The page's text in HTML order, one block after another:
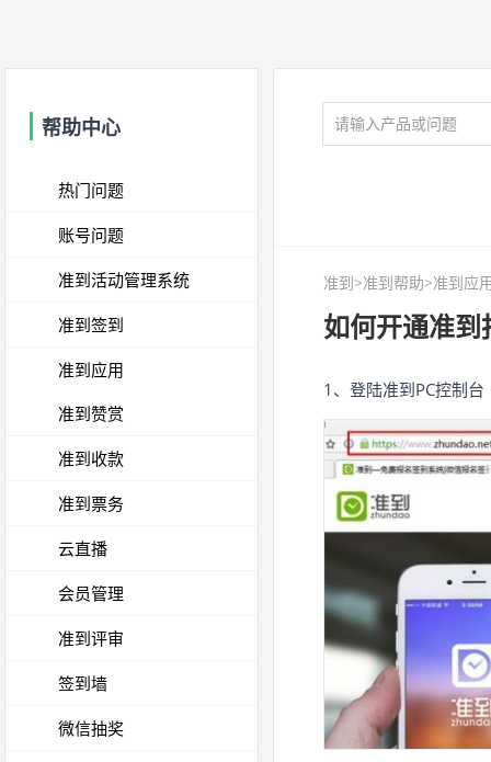
帮助中心
热门问题
账号问题
准到活动管理系统
准到签到
准到应用
准到赞赏
准到收款
准到票务
云直播
会员管理
准到评审
签到墙
微信抽奖
准到>准到帮助>准到应
如何开通准
1、登陆准到PC控制台